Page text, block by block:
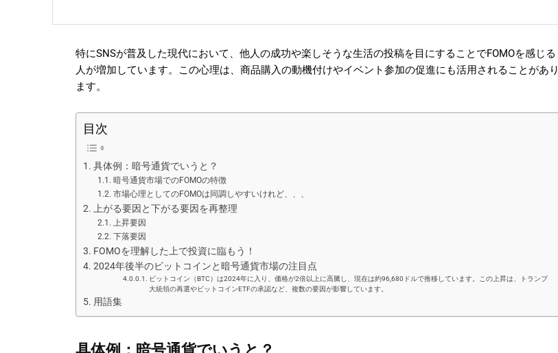
特にSNSが普及した現代において、他人の成功や楽しそうな生活の投稿を目にすることでFOMOを感じる
人が増加しています。この心理は、商品購入の動機付けやイベント参加の促進にも活用されることがあり
ます。
目次
具体例：暗号通貨でいうと？
暗号通貨市場でのFOMOの特徴
市場心理としてのFOMOは同調しやすいけれど、、、
上がる要因と下がる要因を再整理
上昇要因
下落要因
FOMOを理解した上で投資に臨もう！
2024年後半のビットコインと暗号通貨市場の注目点
ビットコイン（BTC）は2024年に入り、価格が2倍以上に高騰し、現在は約96,680ドルで推移しています。この上昇は、トランプ
大統領の再選やビットコインETFの承認など、複数の要因が影響しています。
用語集